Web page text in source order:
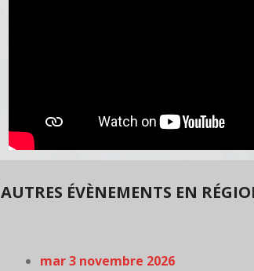
AUTRES ÉVÈNEMENTS EN
mar 3 novembre 2026